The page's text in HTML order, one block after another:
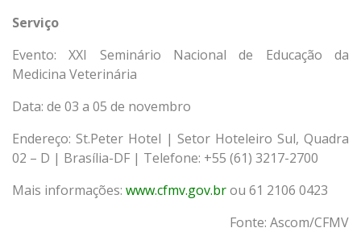
Serviço
Evento: XXI Seminário Nacional de Educação da
Medicina Veterinária
Data: de 03 a 05 de novembro
Endereço: St.Peter Hotel | Setor Hoteleiro Sul, Quadra
02 – D | Brasília-DF | Telefone: +55 (61) 3217-2700
Mais informações: www.cfmv.gov.brou 61 2106 0423
Fonte: Ascom/CFMV